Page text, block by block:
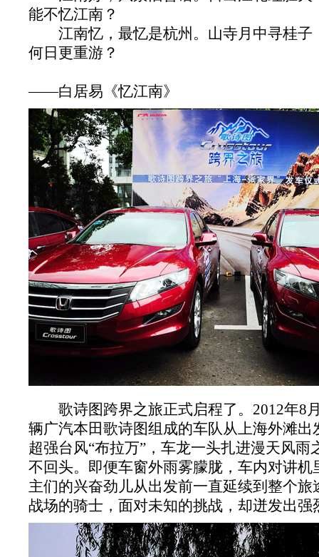
能不忆江南？
江南忆，最忆是杭州。山寺月中寻桂子
何日更重游？
——白居易《忆江南》
歌诗图跨界之旅正式启程了。2012年8
辆广汽本田歌诗图组成的车队从上海外滩出
超强台风“布拉万”，车龙一头扎进漫天风雨
不回头。即便车窗外雨雾朦胧，车内对讲机
主们的兴奋劲儿从出发前一直延续到整个旅
战场的骑士，面对未知的挑战，却迸发出强